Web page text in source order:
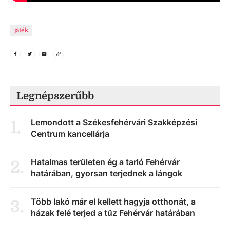
játék
Legnépszerűbb
1.
Lemondott a Székesfehérvári Szakképzési
Centrum kancellárja
2.
Hatalmas területen ég a tarló Fehérvár
határában, gyorsan terjednek a lángok
3.
Több lakó már el kellett hagyja otthonát, a
házak felé terjed a tűz Fehérvár határában